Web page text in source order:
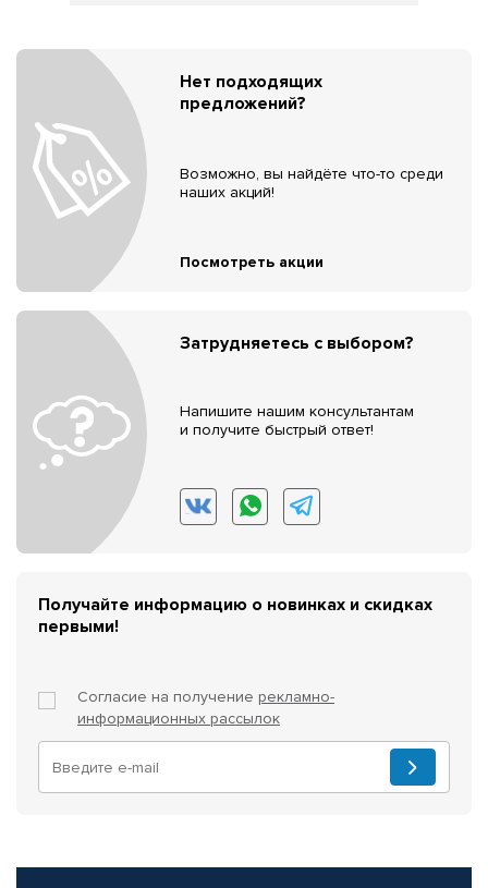
Нет подходящих
предложений?
Возможно, вы найдёте что-то среди
наших акций!
Посмотреть акции
Затрудняетесь с выбором?
Напишите нашим консультантам
и получите быстрый ответ!
Получайте информацию о новинках и скидках
первыми!
Согласие на получение рекламно-
информационных рассылок